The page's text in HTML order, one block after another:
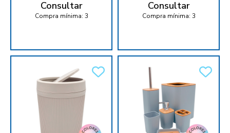
Consultar
Compra mínima: 3
Consultar
Compra mínima: 3